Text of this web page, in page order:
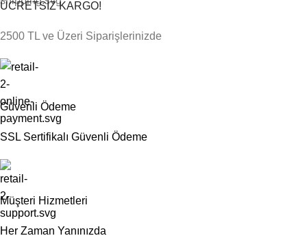
ÜCRETSİZ KARGO!
2500 TL ve Üzeri Siparişlerinizde
Güvenli Ödeme
SSL Sertifikalı Güvenli Ödeme
Müşteri Hizmetleri
Her Zaman Yanınızda